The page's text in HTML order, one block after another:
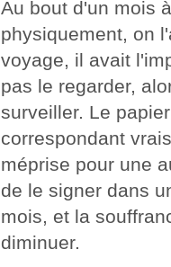
Au bout d'un mois
physiquement, on
voyage, il avait
pas le regarder,
surveiller. Le
correspondant
méprise pour une
de le signer dans
mois, et la
diminuer.